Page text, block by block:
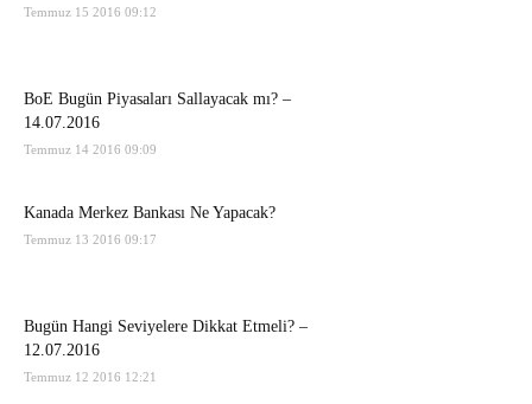
Temmuz 15 2016 09:12
BoE Bugün Piyasaları Sallayacak mı? –
14.07.2016
Temmuz 14 2016 09:09
Kanada Merkez Bankası Ne Yapacak?
Temmuz 13 2016 09:17
Bugün Hangi Seviyelere Dikkat Etmeli? –
12.07.2016
Temmuz 12 2016 12:21